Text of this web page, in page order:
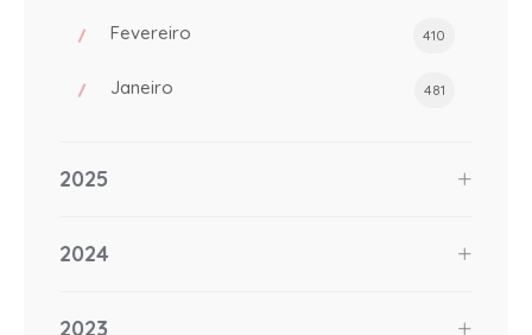
Fevereiro 410
Janeiro 481
2025
2024
2023